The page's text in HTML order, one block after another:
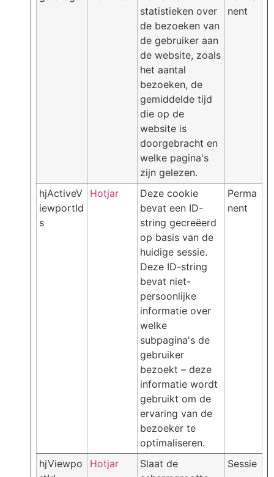
statistieken over
de bezoeken van
de gebruiker aan
de website, zoals
het aantal
bezoeken, de
gemiddelde tijd
die op de
website is
doorgebracht en
welke pagina's
zijn gelezen.
nent
hjActiveV
iewportId
s
Hotjar
Deze cookie
bevat een ID-
string gecreëerd
op basis van de
huidige sessie.
Deze ID-string
bevat niet-
persoonlijke
informatie over
welke
subpagina's de
gebruiker
bezoekt – deze
informatie wordt
gebruikt om de
ervaring van de
bezoeker te
optimaliseren.
Perma
nent
hjViewpo
Hotjar
Slaat de
Sessie